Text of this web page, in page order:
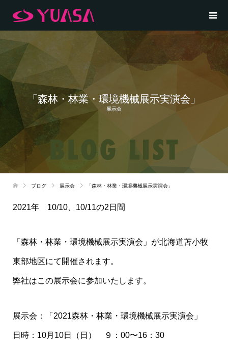
「森林・林業・環境機械展示実演会」
展示会
ブログ 展示会 「森林・林業・環境機械展示実演会」
2021年 10/10、10/11の2日間
「森林・林業・環境機械展示実演会」が北海道苫小牧
東部地区にて開催されます。
弊社はこの展示会に参加いたします。
展示会：「2021森林・林業・環境機械展示実演会」
日時：10月10日（日） ９：00〜16：30